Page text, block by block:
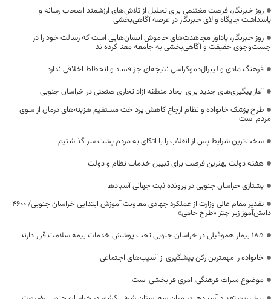
روز خبرنگار، فرصت مغتنمی برای تجلیل از تلاش‌های ارزشمند اصحاب رسانه و
پاسداشت جایگاه والای خبرنگار در عرصه آگاهی‌بخشی
روز خبرنگار، یادآور مجاهدت‌های خاموش انسان‌هایی است که رسالت خود را در
جست‌وجوی حقیقت و آگاهی‌بخشی به جامعه معنا کرده‌اند
فرهنگ مادی و لیبرال‌دموکراسی نتیجه‌ای جز فساد و انحطاط اخلاقی ندارد
آغاز پیگیری‌های جدید برای ایجاد منطقه آزاد تجاری صنعتی در خراسان جنوبی
طرح پزشک خانواده و نظام ارجاع کاهش پرداخت مستقیم هزینه‌های درمان از سوی
مردم است
سخت‌ترین شرایط پس از انقلاب را با اتکای به مردم پشت سر گذاشتیم
هفته دولت بهترین فرصت برای تبیین خدمات نظام و دولت
یشتازی خراسان جنوبی در پرونده ثبت جهانی آسبادها
تقدیر مقام عالی وزارت از عملکرد جهادی معاونت آموزش ابتدایی خراسان جنوبی/ ۴۶۰۰
دانش‌آموز زیر چتر «طرح حامی»
۱۸۵ بیمار هموفیلی در خراسان جنوبی تحت پوشش خدمات بیمه سلامت قرار دارند
خانواده را مهمترین رکن پیشگیری از آسیب‌های اجتماعی
موضوع میراث فرهنگی، امری فرابخشی است